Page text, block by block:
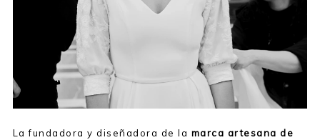
La fundadora y diseñadora de la marca artesana de